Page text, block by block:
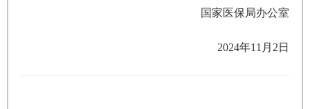
国家医保局办公室
2024年11月2日